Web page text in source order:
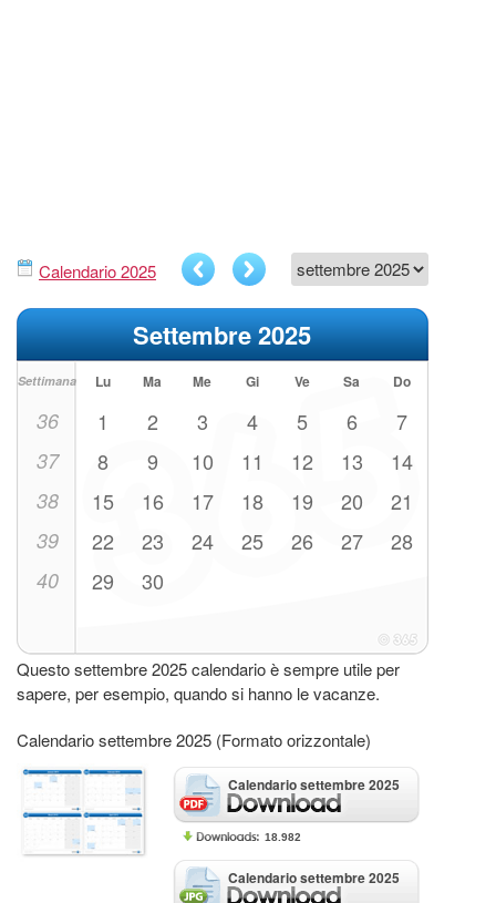
Calendario 2025
Settembre 2025
Settimana Lu Ma Me Gi Ve Sa Do
36 1 2 3 4 5 6 7
37 8 9 10 11 12 13 14
38 15 16 17 18 19 20 21
39 22 23 24 25 26 27 28
40 29 30
Questo settembre 2025 calendario è sempre utile per
sapere, per esempio, quando si hanno le vacanze.
Calendario settembre 2025 (Formato orizzontale)
Calendario settembre 2025
18.982
Calendario settembre 2025